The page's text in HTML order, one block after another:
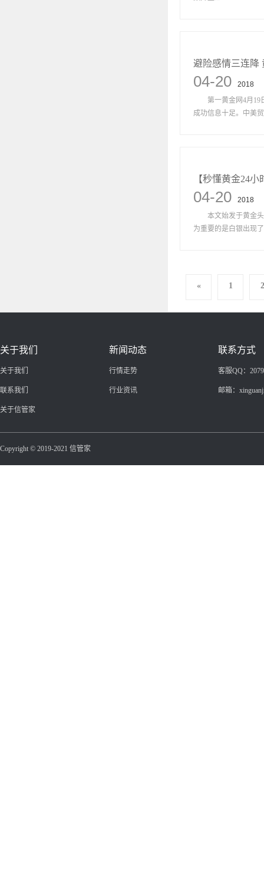
避险感情三连降
04-20
2018
第一黄金网4月19日
成功信息十足。中美
【秒懂黄金24
04-20
2018
本文始发于黄金头
为重要的是白银出现
« 1 2
关于我们
关于我们
联系我们
关于信管家
新闻动态
行情走势
行业资讯
联系方式
客服QQ：
邮箱：
Copyright © 2019-2021 信管家